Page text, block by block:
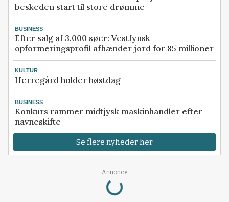
beskeden start til store drømme
BUSINESS
Efter salg af 3.000 søer: Vestfynsk
opformeringsprofil afhænder jord for 85 millioner
KULTUR
Herregård holder høstdag
BUSINESS
Konkurs rammer midtjysk maskinhandler efter
navneskifte
Se flere nyheder her
Annonce
Loading...